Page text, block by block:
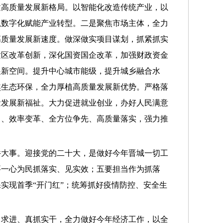
质量发展新格局。以智能化改造传统产业，以
字化赋能产业转型。二是聚焦市场主体，全力
量发展新速度。做深做实项目谋划，抓紧抓实
改革创新，深化国资国企改革，加强财政资金
空间。提升中心城市能级，提升城乡融合水
态环保，全力厚植高质量发展新优势。严格落
展新福祉。大力促进就业创业，办好人民满意
效率变革、全方位争先、高质量落实，强力推
事。迎接党的二十大，是做好今年晋城一切工
心为民抓落实、见实效；五要担当作为抓落
现首季“开门红”；统筹抓好疫情防控、安全生
进、真抓实干，全力做好今年经济工作，以全